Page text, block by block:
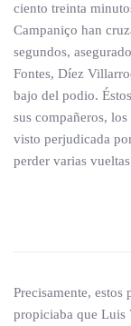
ciento treinta
Campaniço han
segundos,
Fontes, Díez
bajo del podio.
sus compañeros,
visto perjudicada
perder varias
Precisamente,
propiciaba que Luis